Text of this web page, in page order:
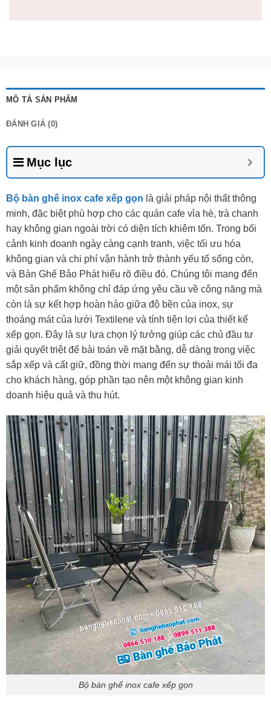
MÔ TẢ SẢN PHẨM
ĐÁNH GIÁ (0)
Mục lục
Bộ bàn ghế inox cafe xếp gọn là giải pháp nội thất thông
minh, đặc biệt phù hợp cho các quán cafe vỉa hè, trà chanh
hay không gian ngoài trời có diện tích khiêm tốn. Trong bối
cảnh kinh doanh ngày càng cạnh tranh, việc tối ưu hóa
không gian và chi phí vận hành trở thành yếu tố sống còn,
và Bàn Ghế Bảo Phát hiểu rõ điều đó. Chúng tôi mang đến
một sản phẩm không chỉ đáp ứng yêu cầu về công năng mà
còn là sự kết hợp hoàn hảo giữa độ bền của inox, sự
thoáng mát của lưới Textilene và tính tiện lợi của thiết kế
xếp gọn. Đây là sự lựa chọn lý tưởng giúp các chủ đầu tư
giải quyết triệt để bài toán về mặt bằng, dễ dàng trong việc
sắp xếp và cất giữ, đồng thời mang đến sự thoải mái tối đa
cho khách hàng, góp phần tạo nên một không gian kinh
doanh hiệu quả và thu hút.
Bộ bàn ghế inox cafe xếp gọn